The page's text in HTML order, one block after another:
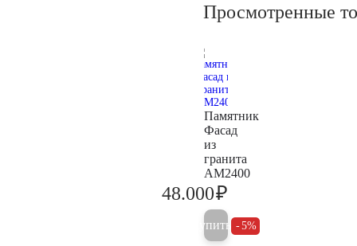
Просмотренные
Памятник
Фасад
из
гранита
AM2400
48.000₽
Купить 5%